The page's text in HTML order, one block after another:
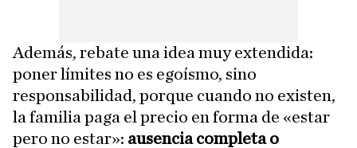
Además, rebate una idea muy extendida:
poner límites no es egoísmo, sino
responsabilidad, porque cuando no existen,
la familia paga el precio en forma de «estar
pero no estar»: ausencia completa o